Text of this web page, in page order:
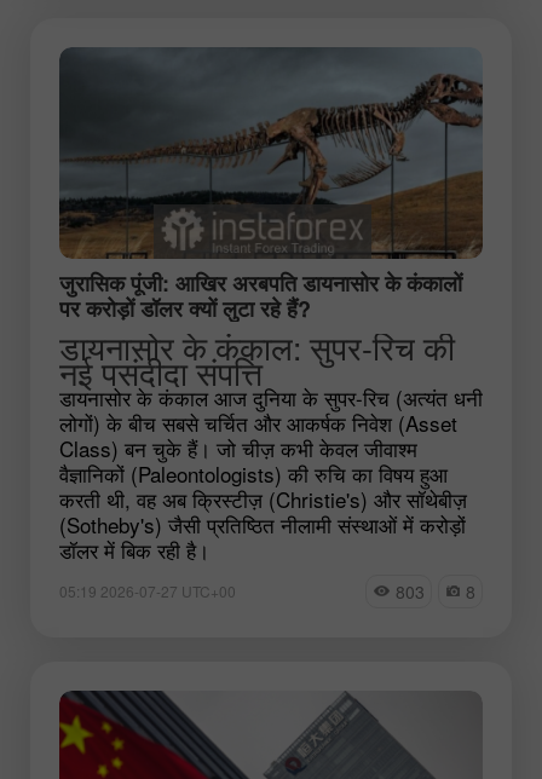
जुरासिक पूंजी: आखिर अरबपति डायनासोर के कंकालों
पर करोड़ों डॉलर क्यों लुटा रहे हैं?
डायनासोर के कंकाल: सुपर-रिच की
नई पसंदीदा संपत्ति
डायनासोर के कंकाल आज दुनिया के सुपर-रिच (अत्यंत धनी
लोगों) के बीच सबसे चर्चित और आकर्षक निवेश (Asset
Class) बन चुके हैं। जो चीज़ कभी केवल जीवाश्म
वैज्ञानिकों (Paleontologists) की रुचि का विषय हुआ
करती थी, वह अब क्रिस्टीज़ (Christie's) और सॉथेबीज़
(Sotheby's) जैसी प्रतिष्ठित नीलामी संस्थाओं में करोड़ों
डॉलर में बिक रही है।
05:19 2026-07-27 UTC+00 803 8